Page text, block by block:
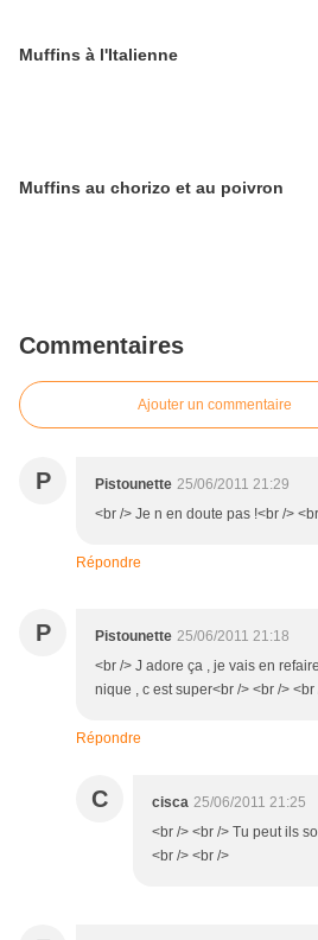
Muffins à l'Italienne
Muffins au chorizo et au poivron
Commentaires
Ajouter un commentaire
P Pistounette 25/06/2011 21:29
<br /> Je n en doute pas !<br />
Répondre
P Pistounette 25/06/2011 21:18
<br /> J adore ça , je vais en
nique , c est super<br /> <br /> <br
Répondre
C cisca 25/06/2011 21:25
<br /> <br /> Tu peut ils
<br /> <br />